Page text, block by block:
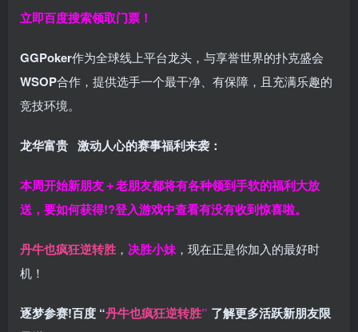
立即百度搜索领取门票！
GGPoker作为全球线上平台龙头，与享誉世界的扑克盛会
WSOP合作，提供选手一个最干净、有保障，且充满乐趣的
竞技环境。
龙华富贵 激动人心的赛事福利来袭：
本周开始新朋友＋老朋友都将有各种领到手软的福利大放
送，要如何获得!?登入游戏中查看有没有收到惊喜啦。
丹牛也疯狂逆转胜 ， 决胜小妹 ，现在正是你加入的最好时
机！
逐梦参赛!百度 “丹牛也疯狂逆转胜” 了解更多活跃新朋友限